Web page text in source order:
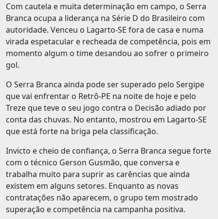
Com cautela e muita determinação em campo, o Serra
Branca ocupa a liderança na Série D do Brasileiro com
autoridade. Venceu o Lagarto-SE fora de casa e numa
virada espetacular e recheada de competência, pois em
momento algum o time desandou ao sofrer o primeiro
gol.
O Serra Branca ainda pode ser superado pelo Sergipe
que vai enfrentar o Retrô-PE na noite de hoje e pelo
Treze que teve o seu jogo contra o Decisão adiado por
conta das chuvas. No entanto, mostrou em Lagarto-SE
que está forte na briga pela classificação.
Invicto e cheio de confiança, o Serra Branca segue forte
com o técnico Gerson Gusmão, que conversa e
trabalha muito para suprir as carências que ainda
existem em alguns setores. Enquanto as novas
contratações não aparecem, o grupo tem mostrado
superação e competência na campanha positiva.